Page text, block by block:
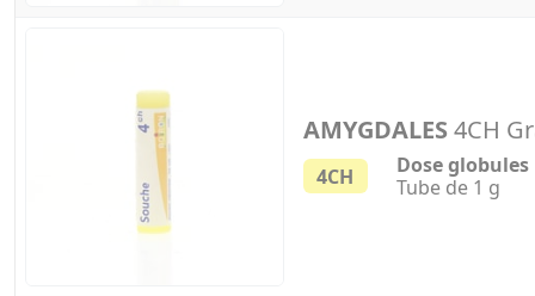
AMYGDALES 4CH
4CH
Dose globules
Tube de 1 g